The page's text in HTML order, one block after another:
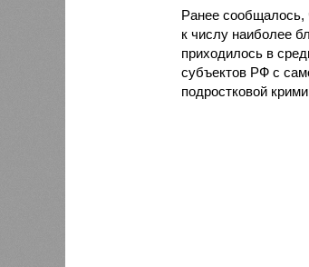
Ранее сообщалось,
к числу наиболее
приходилось в
субъектов РФ с
подростковой